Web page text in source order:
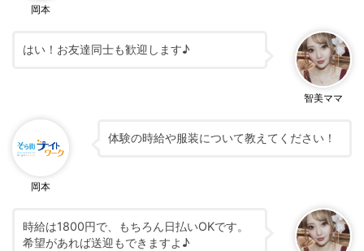
岡本
智美ママ
はい！お友達同士も歓迎します♪
岡本
体験の時給や服装について教えてください！
時給は1800円で、もちろん日払いOKです。
希望があれば送迎もできますよ♪